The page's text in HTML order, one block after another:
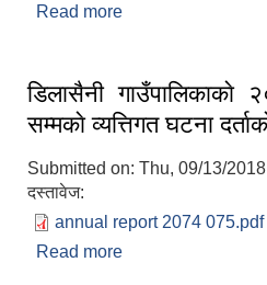
Read more
डिलासैनी
सम्मकाे व्यत्तिगत घटना
Submitted on: Thu, 09/13/
दस्तावेज:
annual report 2074 075.pdf
Read more